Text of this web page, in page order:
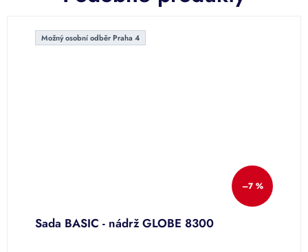
Možný osobní odběr Praha 4
–7 %
Sada BASIC - nádrž GLOBE 8300